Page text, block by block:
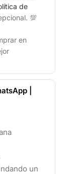
de
💯
en
|
un